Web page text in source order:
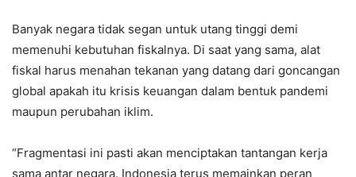
Banyak negara tidak segan untuk utang tinggi demi
memenuhi kebutuhan fiskalnya. Di saat yang sama, alat
fiskal harus menahan tekanan yang datang dari goncangan
global apakah itu krisis keuangan dalam bentuk pandemi
maupun perubahan iklim.
“Fragmentasi ini pasti akan menciptakan tantangan kerja
sama antar negara. Indonesia terus memainkan peran